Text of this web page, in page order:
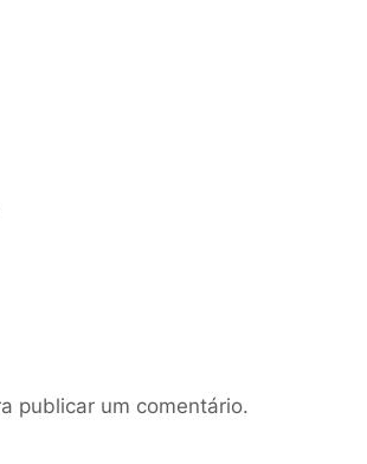
publicar um comentário.